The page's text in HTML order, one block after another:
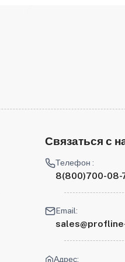
Связаться с
Телефон :
8(800)700-08-
Email:
Адрес: